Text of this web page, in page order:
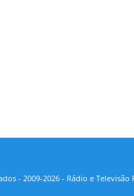
- 2009-2026 - Rádio e Televisão